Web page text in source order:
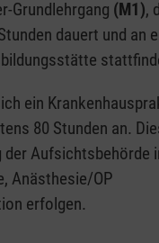
Grundlehrgang (M1),
dauert und an
ein
80 Stunden an.
der Aufsichtsbehörde
Anästhesie/OP
erfolgen.